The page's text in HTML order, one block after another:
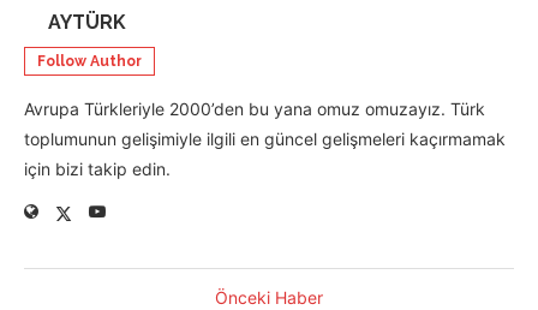
AYTÜRK
Follow Author
Avrupa Türkleriyle 2000’den bu yana omuz omuzayız. Türk
toplumunun gelişimiyle ilgili en güncel gelişmeleri kaçırmamak
için bizi takip edin.
Önceki Haber